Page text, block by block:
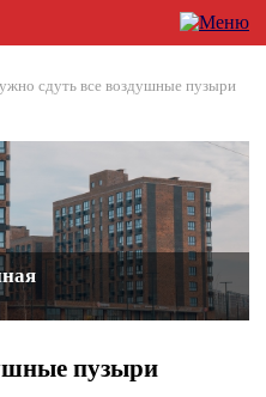
сдуть все воздушные пузыри
пузыри